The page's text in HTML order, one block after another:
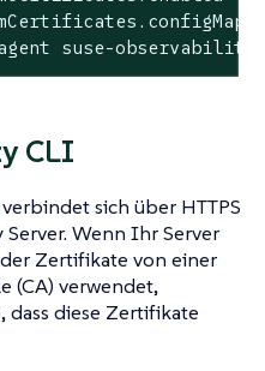
suse-
CLI
verbindet sich über HTTPS
Wenn Ihr Server
Zertifikate von einer
(CA) verwendet,
dass diese Zertifikate